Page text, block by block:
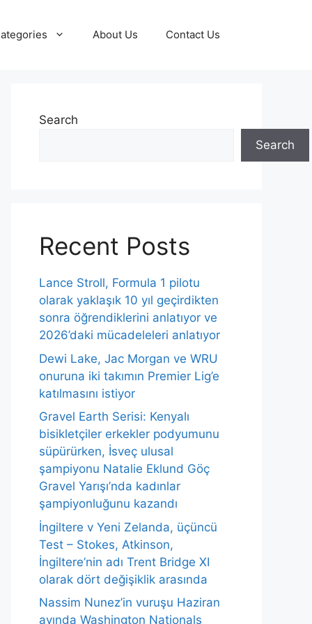
About Us Contact Us
Search
Search
Recent Posts
Lance Stroll, Formula 1 pilotu
olarak yaklaşık 10 yıl geçirdikten
sonra öğrendiklerini anlatıyor ve
2026’daki mücadeleleri anlatıyor
Dewi Lake, Jac Morgan ve WRU
onuruna iki takımın Premier Lig’e
katılmasını istiyor
Gravel Earth Serisi: Kenyalı
bisikletçiler erkekler podyumunu
süpürürken, İsveç ulusal
şampiyonu Natalie Eklund Göç
Gravel Yarışı’nda kadınlar
şampiyonluğunu kazandı
İngiltere v Yeni Zelanda, üçüncü
Test – Stokes, Atkinson,
İngiltere’nin adı Trent Bridge XI
olarak dört değişiklik arasında
Nassim Nunez’in vuruşu Haziran
ayında Washington Nationals